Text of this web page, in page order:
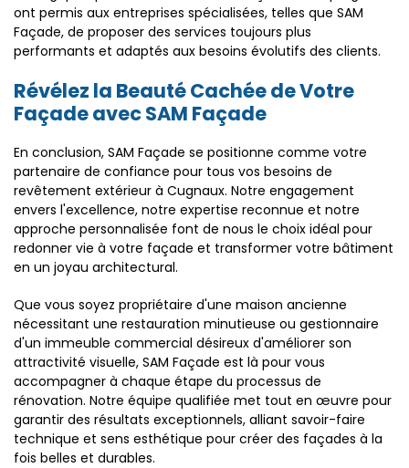
ont permis aux entreprises spécialisées, telles que SAM
Façade, de proposer des services toujours plus
performants et adaptés aux besoins évolutifs des clients.
Révélez la Beauté Cachée de Votre
Façade avec SAM Façade
En conclusion, SAM Façade se positionne comme votre
partenaire de confiance pour tous vos besoins de
revêtement extérieur à Cugnaux. Notre engagement
envers l'excellence, notre expertise reconnue et notre
approche personnalisée font de nous le choix idéal pour
redonner vie à votre façade et transformer votre bâtiment
en un joyau architectural.
Que vous soyez propriétaire d'une maison ancienne
nécessitant une restauration minutieuse ou gestionnaire
d'un immeuble commercial désireux d'améliorer son
attractivité visuelle, SAM Façade est là pour vous
accompagner à chaque étape du processus de
rénovation. Notre équipe qualifiée met tout en œuvre pour
garantir des résultats exceptionnels, alliant savoir-faire
technique et sens esthétique pour créer des façades à la
fois belles et durables.